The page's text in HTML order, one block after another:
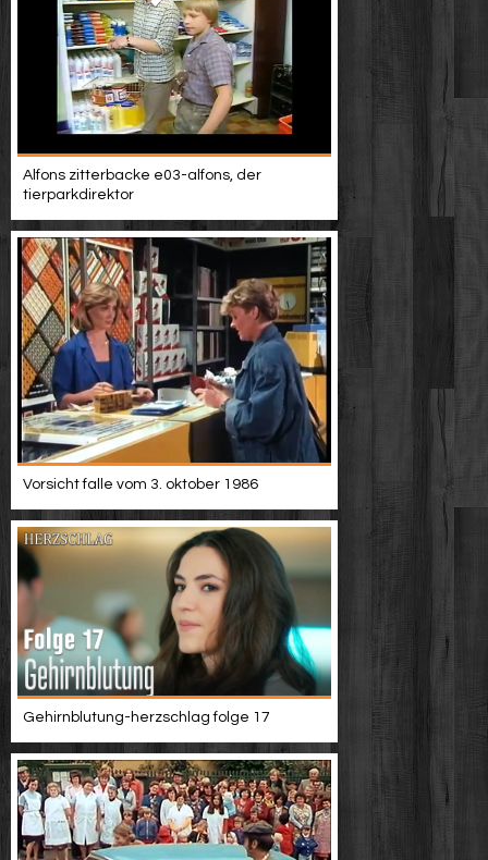
Alfons zitterbacke e03-alfons, der
tierparkdirektor
Vorsicht falle vom 3. oktober 1986
Gehirnblutung-herzschlag folge 17